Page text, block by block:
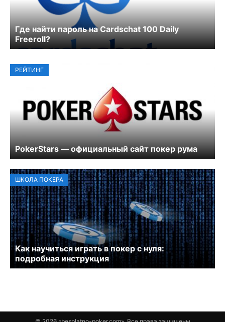
Где найти пароль на Cardschat 100 Daily
Freeroll?
РЕЙТИНГ
PokerStars — официальный сайт покер рума
ШКОЛА ПОКЕРА
Как научиться играть в покер с нуля:
подробная инструкция